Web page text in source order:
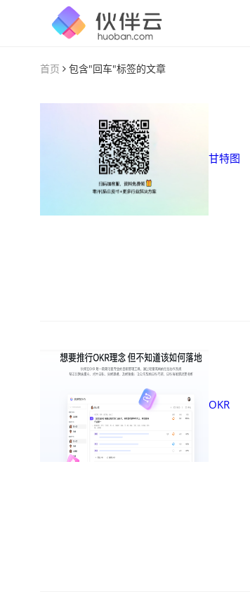
首页 包含"回车"标签的文章
甘特图
OKR